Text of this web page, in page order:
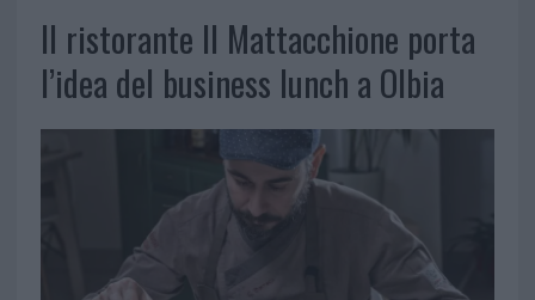
Il ristorante Il Mattacchione porta
l’idea del business lunch a Olbia